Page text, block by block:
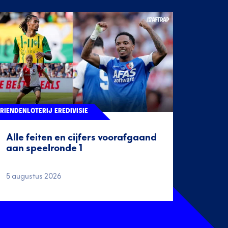
Alle feiten en cijfers voorafgaand
aan speelronde 1
EREDIVISIE
5 augustus 2026